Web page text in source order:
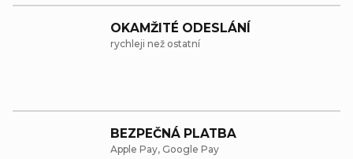
OKAMŽITÉ ODESLÁNÍ
rychleji než ostatní
BEZPEČNÁ PLATBA
Apple Pay, Google Pay